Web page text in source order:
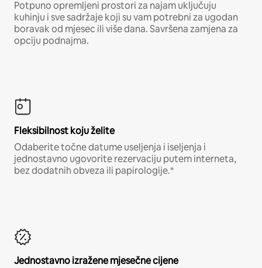
Potpuno opremljeni prostori za najam uključuju
kuhinju i sve sadržaje koji su vam potrebni za ugodan
boravak od mjesec ili više dana. Savršena zamjena za
opciju podnajma.
Fleksibilnost koju želite
Odaberite točne datume useljenja i iseljenja i
jednostavno ugovorite rezervaciju putem interneta,
bez dodatnih obveza ili papirologije.*
Jednostavno izražene mjesečne cijene